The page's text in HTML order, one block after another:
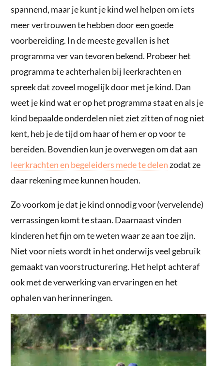
spannend, maar je kunt je kind wel helpen om iets
meer vertrouwen te hebben door een goede
voorbereiding. In de meeste gevallen is het
programma ver van tevoren bekend. Probeer het
programma te achterhalen bij leerkrachten en
spreek dat zoveel mogelijk door met je kind. Dan
weet je kind wat er op het programma staat en als je
kind bepaalde onderdelen niet ziet zitten of nog niet
kent, heb je de tijd om haar of hem er op voor te
bereiden. Bovendien kun je overwegen om dat aan
leerkrachten en begeleiders mede te delenzodat ze
daar rekening mee kunnen houden.
Zo voorkom je dat je kind onnodig voor (vervelende)
verrassingen komt te staan. Daarnaast vinden
kinderen het fijn om te weten waar ze aan toe zijn.
Niet voor niets wordt in het onderwijs veel gebruik
gemaakt van voorstructurering. Het helpt achteraf
ook met de verwerking van ervaringen en het
ophalen van herinneringen.